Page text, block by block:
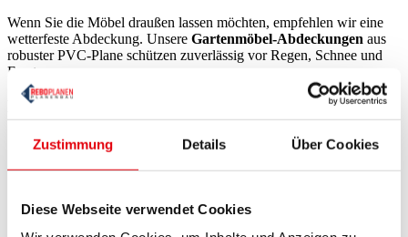
Zustimmung Details Über Cookies
Diese Webseite verwendet Cookies
Wenn Sie die Möbel draußen lassen möchten, empfehlen wir eine
wetterfeste Abdeckung. Unsere Gartenmöbel-Abdeckungen aus
robuster PVC-Plane schützen zuverlässig vor Regen, Schnee und
Frost.
Möbel einlagern oder im Freien sichern
Lagern Sie leichte Möbel in einem trockenen, frostfreien
Für größere Möbel eignen sichAbdeckhauben von Rebo
Wichtig: Luftzirkulation sicherstellen, um Schimmel zu